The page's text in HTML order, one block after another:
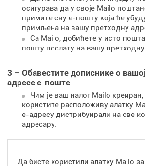
осигурава да у своје Mailo
примите сву е-пошту која ће
примљена на вашу претходну
Са Mailo, добићете у исто
пошту послату на вашу
3 – Обавестите дописнике о
адресе е-поште
Чим је ваш налог Mailo
користите расположиву алатку
е-адресу дистрибуирали на све
адресару.
Да бисте користили алатку Mailo